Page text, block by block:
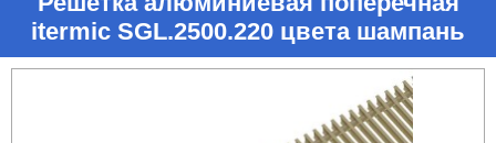
itermic SGL.2500.220 цвета шампань